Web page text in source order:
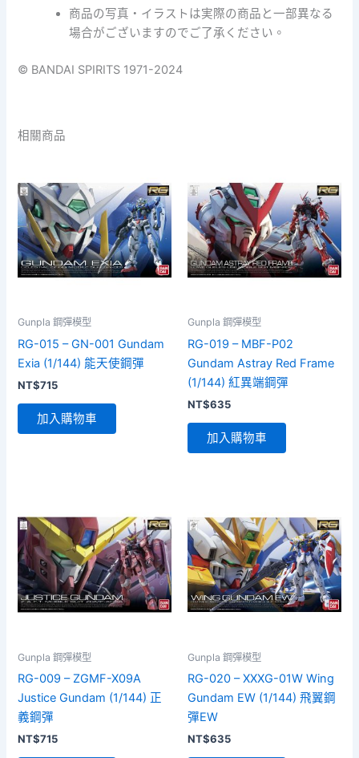
商品の写真・イラストは実際の商品と一部異なる
場合がございますのでご了承ください。
© BANDAI SPIRITS 1971-2024
相關商品
Gunpla 鋼彈模型
RG-015 – GN-001 Gundam
Exia (1/144) 能天使鋼彈
NT$715
加入購物車
Gunpla 鋼彈模型
RG-019 – MBF-P02
Gundam Astray Red Frame
(1/144) 紅異端鋼彈
NT$635
加入購物車
Gunpla 鋼彈模型
RG-009 – ZGMF-X09A
Justice Gundam (1/144) 正
義鋼彈
NT$715
Gunpla 鋼彈模型
RG-020 – XXXG-01W Wing
Gundam EW (1/144) 飛翼鋼
彈EW
NT$635